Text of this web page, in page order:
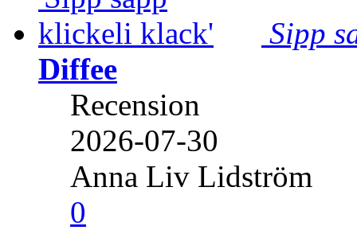
Sipp
Diffee
Recension
2026-07-30
Anna Liv Lidström
0